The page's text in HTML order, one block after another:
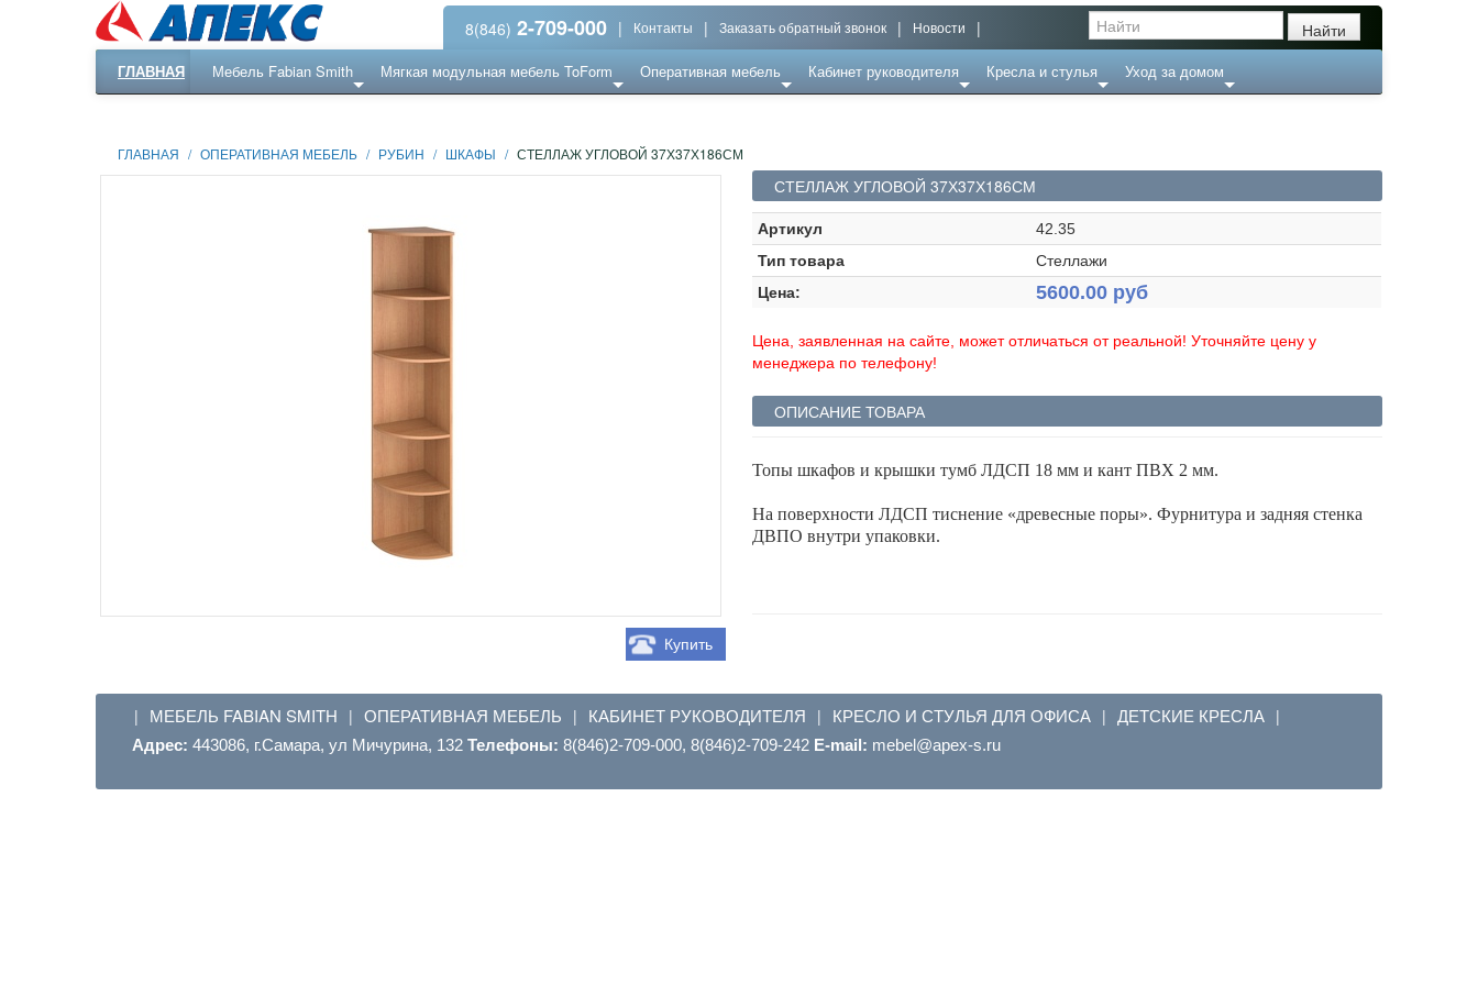
8(846) 2-709-000 | Контакты | Заказать обратный звонок | Новости |
ГЛАВНАЯ Мебель Fabian Smith Мягкая модульная мебель ToForm Оперативная мебель Кабинет руководителя Кресла и стулья Уход за домом
ГЛАВНАЯ / ОПЕРАТИВНАЯ МЕБЕЛЬ / РУБИН / ШКАФЫ / СТЕЛЛАЖ УГЛОВОЙ 37Х37Х186СМ
Купить
СТЕЛЛАЖ УГЛОВОЙ 37Х37Х186СМ
Артикул
42.35
Тип товара
Стеллажи
Цена:
5600.00 руб
Цена, заявленная на сайте, может отличаться от реальной! Уточняйте цену у
менеджера по телефону!
ОПИСАНИЕ ТОВАРА
Топы шкафов и крышки тумб ЛДСП 18 мм и кант ПВХ 2 мм.
На поверхности ЛДСП тиснение «древесные поры». Фурнитура и задняя стенка
ДВПО внутри упаковки.
| МЕБЕЛЬ FABIAN SMITH | ОПЕРАТИВНАЯ МЕБЕЛЬ | КАБИНЕТ РУКОВОДИТЕЛЯ | КРЕСЛО И СТУЛЬЯ ДЛЯ ОФИСА | ДЕТСКИЕ КРЕСЛА |
Адрес: 443086, г.Самара, ул Мичурина, 132 Телефоны: 8(846)2-709-000, 8(846)2-709-242 E-mail: ur.s-xepa@lebem